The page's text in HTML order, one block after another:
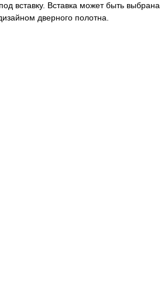
вставку. Вставка может быть выбрана
дверного полотна.